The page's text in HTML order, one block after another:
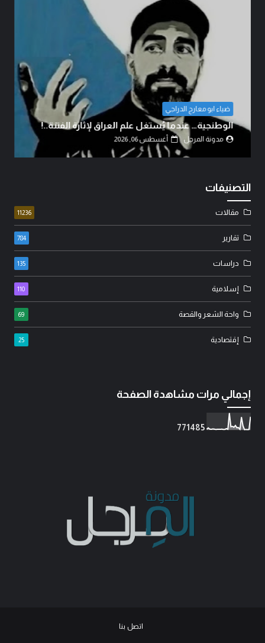
ضياء ابو معارج الدراجي
الوطنجية… عندما يُستغل علم العراق لإثارة الفتنة..!
مدونة المرجل أغسطس 06, 2026
التصنيفات
مقالات 11236
تقارير 784
دراسات 135
إسلامية 110
واحة الشعر والقصة 69
إقتصادية 25
إجمالي مرات مشاهدة الصفحة
771 485
اتصل بنا